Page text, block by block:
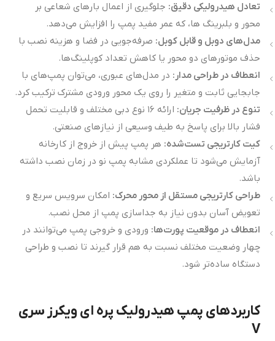
تعادل هیدرولیکی دقیق: جلوگیری از اعمال بارهای شعاعی بر
محور و بلبرینگ ها، که عمر مفید پمپ را افزایش می‌دهد.
مدل‌های دوبل و قابل کوبل: صرفه‌جویی در فضا و هزینه نصب با
حذف موتورهای دو محور یا کاهش تعداد کوپلینگ‌ها.
انعطاف در طراحی مدار : در مدل‌های عبوری، می‌توان پمپ‌های با
جابجایی ثابت و متغیر را روی یک محور ورودی مشترک ترکیب کرد.
تنوع در ظرفیت جریان:
ارائه ۱۶ نوع دبی مختلف و قابلیت تحمل
فشار بالا برای پاسخ به طیف وسیعی از نیازهای صنعتی.
کیت کارتریجی تست‌شده: هر پمپ پیش از خروج از کارخانه
آزمایش می‌شود تا عملکردی مشابه پمپ نو در زمان نصب داشته
باشد.
طراحی کارتریجی مستقل از محور محرک: امکان سرویس سریع و
تعویض آسان بدون نیاز به جداسازی پمپ از محل نصب.
انعطاف در موقعیت پورت‌ها: ورودی و خروجی پمپ می‌توانند در
چهار وضعیت مختلف نسبت به هم قرار گیرند تا نصب و طراحی
دستگاه ساده‌تر شود.
کاربردهای پمپ هیدرولیک پره ای ویکرز سری
V